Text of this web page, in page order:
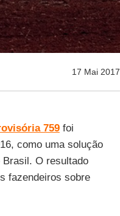
17 Mai 2017
759foi
como uma solução
Brasil. O resultado
fazendeiros sobre